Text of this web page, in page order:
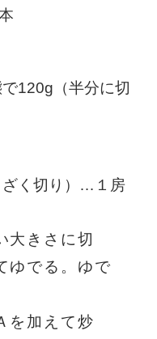
120g（半分に切
ざく切り）…１房
大きさに切
ゆでる。ゆで
を加えて炒